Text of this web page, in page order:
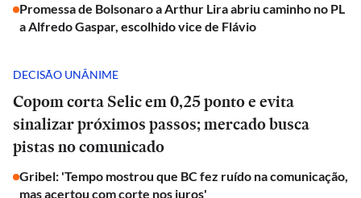
Promessa de Bolsonaro a Arthur Lira abriu caminho no PL
a Alfredo Gaspar, escolhido vice de Flávio
DECISÃO UNÂNIME
Copom corta Selic em 0,25 ponto e evita
sinalizar próximos passos; mercado busca
pistas no comunicado
Gribel: 'Tempo mostrou que BC fez ruído na comunicação,
mas acertou com corte nos juros'